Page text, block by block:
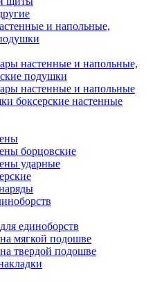
и напольные,
настенные и напольные,
подушки
настенные и напольные
боксерские настенные
борцовские
ударные
единоборств
мягкой подошве
твердой подошве